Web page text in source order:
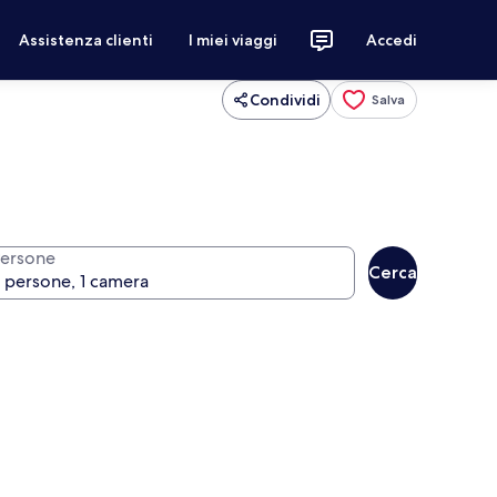
Assistenza clienti I miei viaggi Accedi
Condividi Salva
Cerca